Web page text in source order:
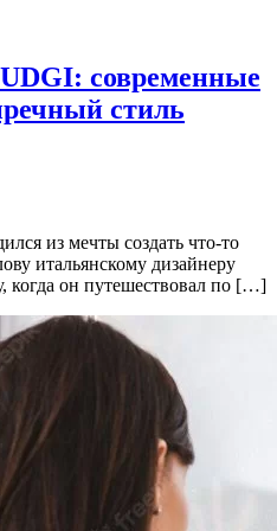
современные
стиль
из мечты создать что-то
итальянскому дизайнеру
когда он путешествовал по […]